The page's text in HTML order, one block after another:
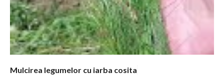
Mulcirea legumelor cu iarba cosita